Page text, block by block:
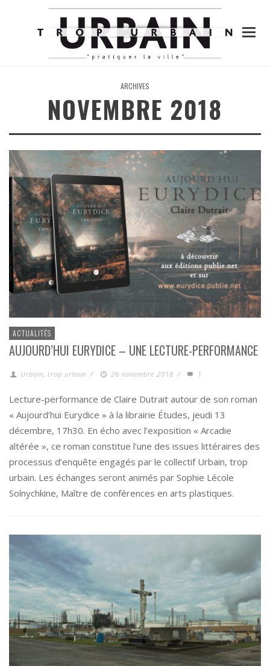
ARCHIVES
NOVEMBRE 2018
ACTUALITÉS
AUJOURD’HUI EURYDICE – UNE LECTURE-PERFORMANCE
Urbain, trop urbain / 26 novembre 2018 / 1
Lecture-performance de Claire Dutrait autour de son roman
« Aujourd’hui Eurydice » à la librairie Études, jeudi 13
décembre, 17h30. En écho avec l’exposition « Arcadie
altérée », ce roman constitue l’une des issues littéraires des
processus d’enquête engagés par le collectif Urbain, trop
urbain. Les échanges seront animés par Sophie Lécole
Solnychkine, Maître de conférences en arts plastiques.